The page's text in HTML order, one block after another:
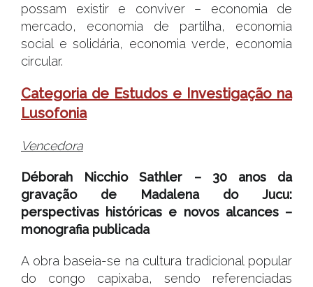
possam existir e conviver – economia de
mercado, economia de partilha, economia
social e solidária, economia verde, economia
circular.
Categoria de Estudos e Investigação na
Lusofonia
Vencedora
Déborah Nicchio Sathler – 30 anos da
gravação de Madalena do Jucu:
perspectivas históricas e novos alcances –
monografia publicada
A obra baseia-se na cultura tradicional popular
do congo capixaba, sendo referenciadas